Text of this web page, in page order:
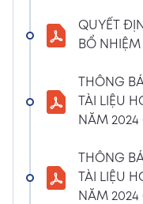
THÔNG BÁO
LIỆU HỌP
(Phiếu Biểu
02/04/2024
6:07 PM
LIỆU HỌP
(Phiếu Bầu bổ
02/04/2024
Huyền)
QUYẾT
BỔ
THÔNG
TÀI LIỆU
NĂM
THÔNG
TÀI LIỆU
NĂM